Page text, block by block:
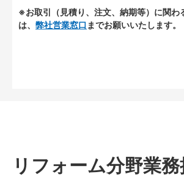
※お取引（見積り、注文、納期等）に関わ
は、 弊社営業窓口 までお願いいたします。
リフォーム分野業